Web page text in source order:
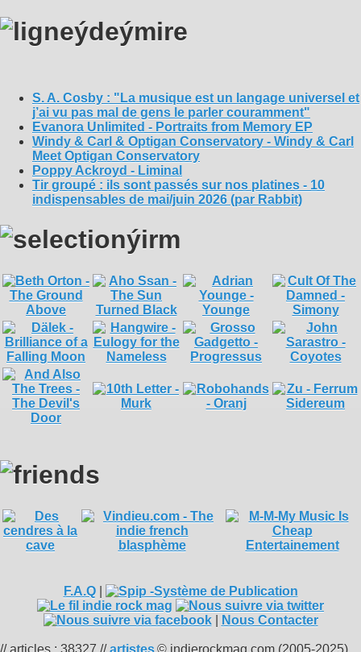
S. A. Cosby : "La musique est un langage universel et
j’ai vu pas mal de gens le parler couramment"
Evanora Unlimited - Portraits from Memory EP
Windy & Carl & Optigan Conservatory - Windy & Carl
Meet Optigan Conservatory
Poppy Ackroyd - Liminal
Tir groupé : ils sont passés sur nos platines - 10
indispensables de mai/juin 2026 (par Rabbit)
F.A.Q|
| Nous Contacter